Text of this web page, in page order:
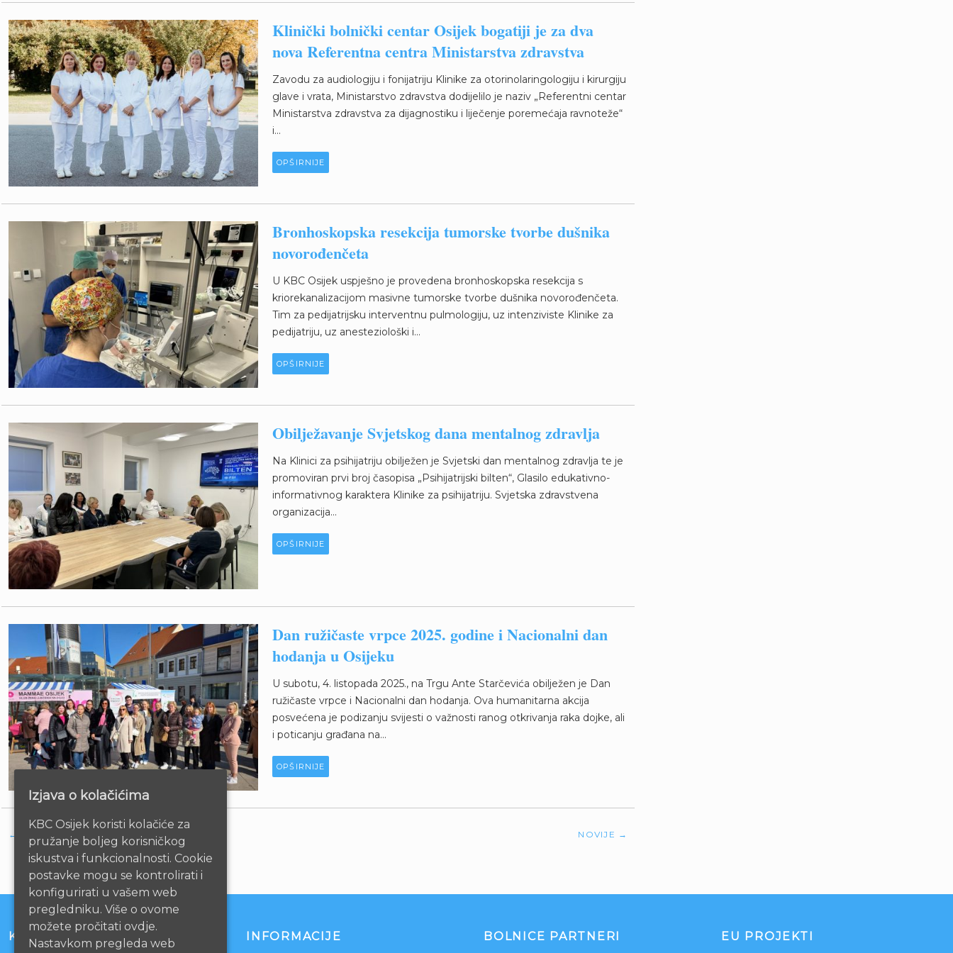
Klinički bolnički centar Osijek bogatiji je za dva
nova Referentna centra Ministarstva zdravstva
Zavodu za audiologiju i fonijatriju Klinike za otorinolaringologiju i kirurgiju
glave i vrata, Ministarstvo zdravstva dodijelilo je naziv „Referentni centar
Ministarstva zdravstva za dijagnostiku i liječenje poremećaja ravnoteže“
i...
OPŠIRNIJE
Bronhoskopska resekcija tumorske tvorbe dušnika
novorođenčeta
U KBC Osijek uspješno je provedena bronhoskopska resekcija s
kriorekanalizacijom masivne tumorske tvorbe dušnika novorođenčeta.
Tim za pedijatrijsku interventnu pulmologiju, uz intenziviste Klinike za
pedijatriju, uz anesteziološki i...
OPŠIRNIJE
Obilježavanje Svjetskog dana mentalnog zdravlja
Na Klinici za psihijatriju obilježen je Svjetski dan mentalnog zdravlja te je
promoviran prvi broj časopisa „Psihijatrijski bilten“, Glasilo edukativno-
informativnog karaktera Klinike za psihijatriju. Svjetska zdravstvena
organizacija...
OPŠIRNIJE
Dan ružičaste vrpce 2025. godine i Nacionalni dan
hodanja u Osijeku
U subotu, 4. listopada 2025., na Trgu Ante Starčevića obilježen je Dan
ružičaste vrpce i Nacionalni dan hodanja. Ova humanitarna akcija
posvećena je podizanju svijesti o važnosti ranog otkrivanja raka dojke, ali
i poticanju građana na...
OPŠIRNIJE
← STARIJE NOVIJE →
KONTAKT INFORMACIJE BOLNICE PARTNERI EU PROJEKTI
Izjava o kolačićima
KBC Osijek koristi kolačiće za
pružanje boljeg korisničkog
iskustva i funkcionalnosti. Cookie
postavke mogu se kontrolirati i
konfigurirati u vašem web
pregledniku. Više o ovome
možete pročitati ovdje.
Nastavkom pregleda web